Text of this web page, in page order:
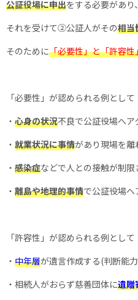
公証役場に申出をする必要があり、
それを受けて②公証人がその相当
そのために「必要性」と「許容
「必要性」が認められる例として
・ 心身の状況不良で公証役場へア
・ 就業状況に事情があり現場を
・ 感染症などで人との接触が制限
・ 離島や地理的事情で公証役場へ
「許容性」が認められる例として
・ 中年層が遺言作成する(判断能
・相続人がおらず慈善団体に遺贈